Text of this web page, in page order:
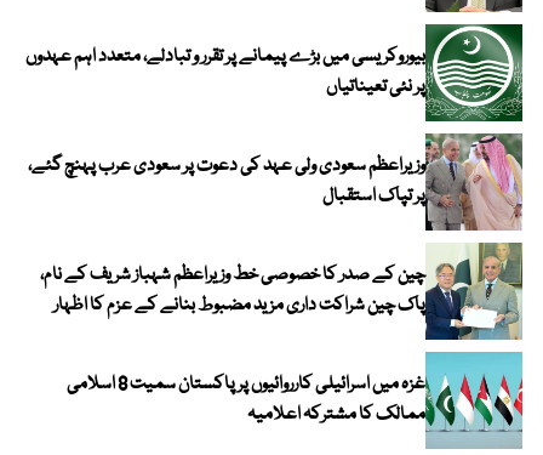
بیوروکریسی میں بڑے پیمانے پر تقرر و تبادلے، متعدد اہم عہدوں
پر نئی تعیناتیاں
وزیراعظم سعودی ولی عہد کی دعوت پر سعودی عرب پہنچ گئے،
پر تپاک استقبال
چین کے صدر کا خصوصی خط وزیراعظم شہباز شریف کے نام،
پاک چین شراکت داری مزید مضبوط بنانے کے عزم کا اظہار
غزہ میں اسرائیلی کارروائیوں پر پاکستان سمیت 8 اسلامی
ممالک کا مشترکہ اعلامیہ